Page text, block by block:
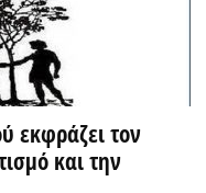
εκφράζει τον
και την